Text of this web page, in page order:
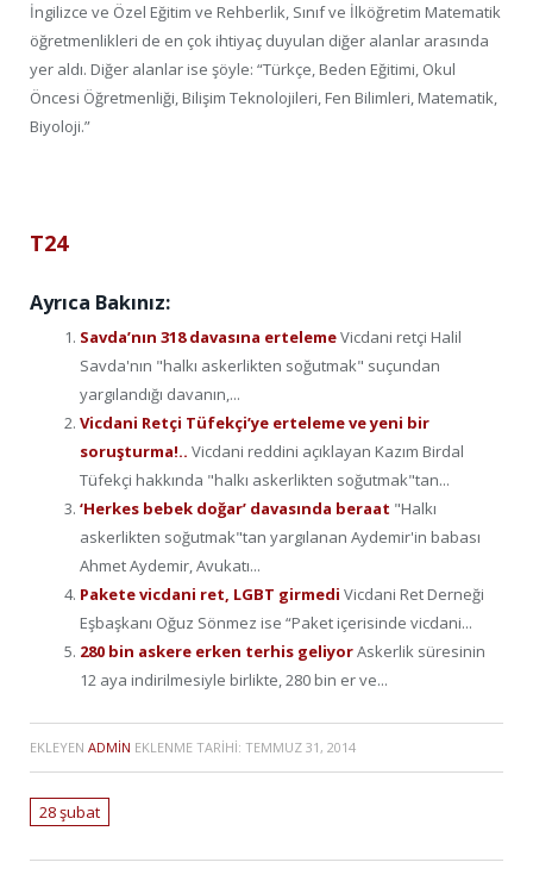
İngilizce ve Özel Eğitim ve Rehberlik, Sınıf ve İlköğretim Matematik
öğretmenlikleri de en çok ihtiyaç duyulan diğer alanlar arasında
yer aldı. Diğer alanlar ise şöyle: “Türkçe, Beden Eğitimi, Okul
Öncesi Öğretmenliği, Bilişim Teknolojileri, Fen Bilimleri, Matematik,
Biyoloji.”
T24
Ayrıca Bakınız:
Savda’nın 318 davasına ertelemeVicdani retçi Halil
Savda'nın "halkı askerlikten soğutmak" suçundan
yargılandığı davanın,...
Vicdani Retçi Tüfekçi’ye erteleme ve yeni bir
soruşturma!.. Vicdani reddini açıklayan Kazım Birdal
Tüfekçi hakkında "halkı askerlikten soğutmak"tan...
‘Herkes bebek doğar’ davasında beraat "Halkı
askerlikten soğutmak"tan yargılanan Aydemir'in babası
Ahmet Aydemir, Avukatı...
Pakete vicdani ret, LGBT girmedi Vicdani Ret Derneği
Eşbaşkanı Oğuz Sönmez ise “Paket içerisinde vicdani...
280 bin askere erken terhis geliyorAskerlik süresinin
12 aya indirilmesiyle birlikte, 280 bin er ve...
EKLEYEN ADMIN EKLENME TARIHI: TEMMUZ 31, 2014
28 şubat